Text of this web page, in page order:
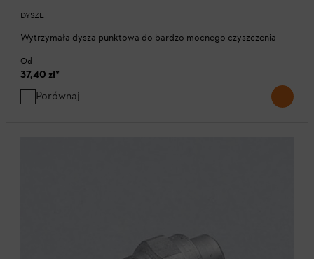
DYSZE
Wytrzymała dysza punktowa do bardzo mocnego czyszczenia
Od
37,40 zł*
Porównaj